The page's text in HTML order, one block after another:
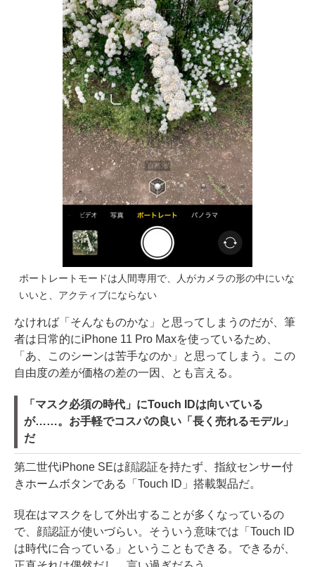
ポートレートモードは人間専用で、人がカメラの形の中にいな
いいと、アクティブにならない
なければ「そんなものかな」と思ってしまうのだが、筆
者は日常的にiPhone 11 Pro Maxを使っているため、
「あ、このシーンは苦手なのか」と思ってしまう。この
自由度の差が価格の差の一因、とも言える。
「マスク必須の時代」にTouch IDは向いている
が……。お手軽でコスパの良い「長く売れるモデル」
だ
第二世代iPhone SEは顔認証を持たず、指紋センサー付
きホームボタンである「Touch ID」搭載製品だ。
現在はマスクをして外出することが多くなっているの
で、顔認証が使いづらい。そういう意味では「Touch ID
は時代に合っている」ということもできる。できるが、